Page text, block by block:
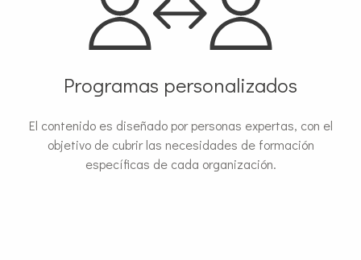
Programas personalizados
El contenido es diseñado por personas expertas, con el
objetivo de cubrir las necesidades de formación
específicas de cada organización.